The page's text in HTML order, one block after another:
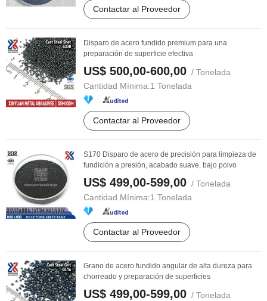
Contactar al Proveedor
Disparo de acero fundido premium para una
preparación de superficie efectiva
US$ 500,00-600,00 / Tonelada
Cantidad Mínima:1 Tonelada
Contactar al Proveedor
S170 Disparo de acero de precisión para limpieza de
fundición a presión, acabado suave, bajo polvo
US$ 499,00-599,00 / Tonelada
Cantidad Mínima:1 Tonelada
Contactar al Proveedor
Grano de acero fundido angular de alta dureza para
chorreado y preparación de superficies
US$ 499,00-599,00 / Tonelada